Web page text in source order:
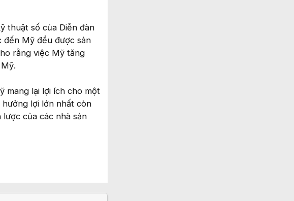
thuật số của Diễn đàn
đến Mỹ đều được sản
rằng việc Mỹ tăng
mang lại lợi ích cho một
lợi lớn nhất còn
của các nhà sản